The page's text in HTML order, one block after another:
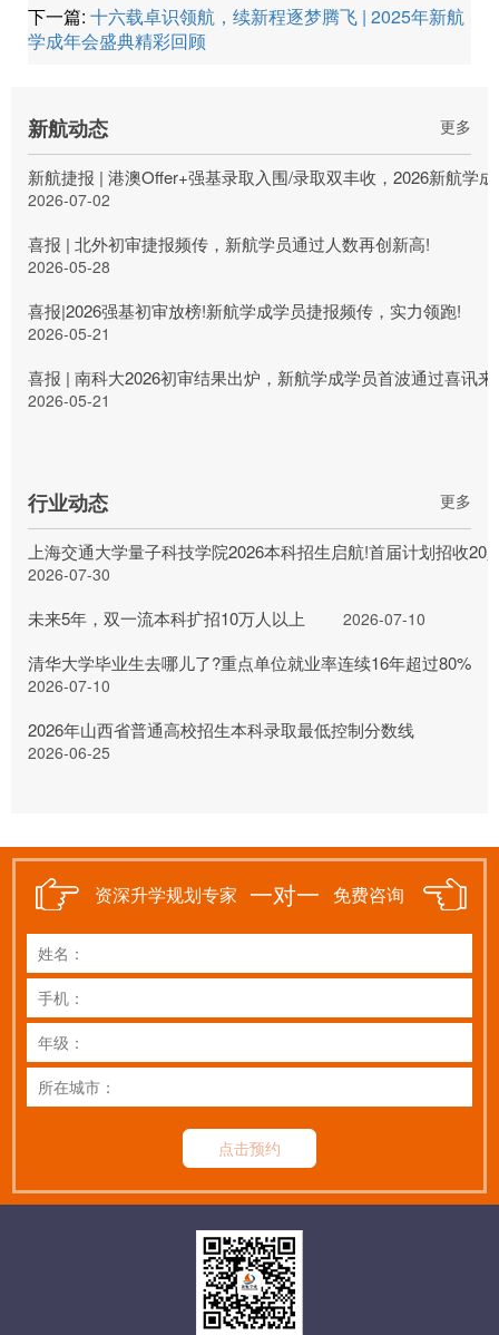
下一篇: 十六载卓识领航，续新程逐梦腾飞 | 2025年新航
学成年会盛典精彩回顾
新航动态 更多
新航捷报 | 港澳Offer+强基录取入围/录取双丰收，2026新航学
2026-07-02
喜报 | 北外初审捷报频传，新航学员通过人数再创新高!
2026-05-28
喜报|2026强基初审放榜!新航学成学员捷报频传，实力领跑!
2026-05-21
喜报 | 南科大2026初审结果出炉，新航学成学员首波通过喜讯来
2026-05-21
行业动态 更多
上海交通大学量子科技学院2026本科招生启航!首届计划招收20
2026-07-30
未来5年，双一流本科扩招10万人以上 2026-07-10
清华大学毕业生去哪儿了?重点单位就业率连续16年超过80%
2026-07-10
2026年山西省普通高校招生本科录取最低控制分数线
2026-06-25
资深升学规划专家 一对一 免费咨询
点击预约